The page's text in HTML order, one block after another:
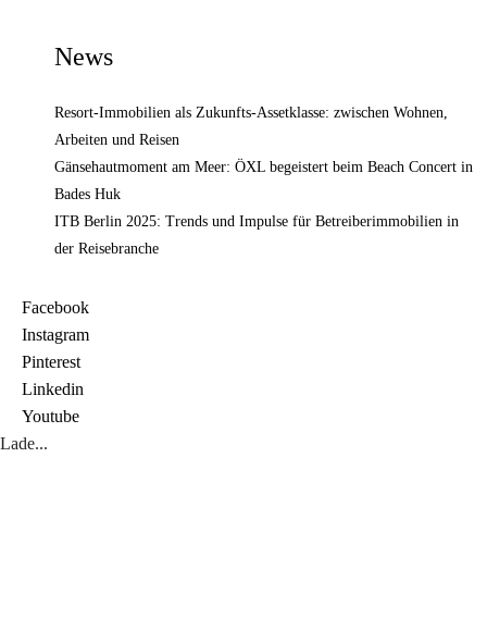
News
Resort-Immobilien als Zukunfts-Assetklasse: zwischen Wohnen,
Arbeiten und Reisen
Gänsehautmoment am Meer: ÖXL begeistert beim Beach Concert in
Bades Huk
ITB Berlin 2025: Trends und Impulse für Betreiberimmobilien in
der Reisebranche
Facebook
Instagram
Pinterest
Linkedin
Youtube
Lade...